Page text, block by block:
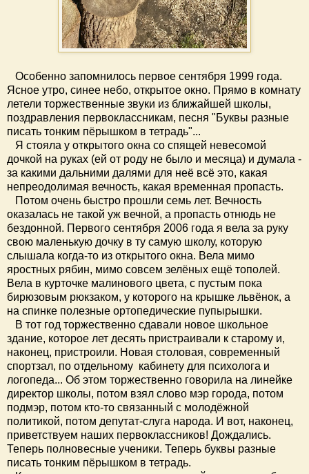
Особенно запомнилось первое сентября 1999 года.
Ясное утро, синее небо, открытое окно. Прямо в комнату
летели торжественные звуки из ближайшей школы,
поздравления первоклассникам, песня "Буквы разные
писать тонким пёрышком в тетрадь"...
Я стояла у открытого окна со спящей невесомой
дочкой на руках (ей от роду не было и месяца) и думала -
за какими дальними далями для неё всё это, какая
непреодолимая вечность, какая временная пропасть.
Потом очень быстро прошли семь лет. Вечность
оказалась не такой уж вечной, а пропасть отнюдь не
бездонной. Первого сентября 2006 года я вела за руку
свою маленькую дочку в ту самую школу, которую
слышала когда-то из открытого окна. Вела мимо
яростных рябин, мимо совсем зелёных ещё тополей.
Вела в курточке малинового цвета, с пустым пока
бирюзовым рюкзаком, у которого на крышке львёнок, а
на спинке полезные ортопедические пупырышки.
В тот год торжественно сдавали новое школьное
здание, которое лет десять пристраивали к старому и,
наконец, пристроили. Новая столовая, современный
спортзал, по отдельному кабинету для психолога и
логопеда... Об этом торжественно говорила на линейке
директор школы, потом взял слово мэр города, потом
подмэр, потом кто-то связанный с молодёжной
политикой, потом депутат-слуга народа. И вот, наконец,
приветствуем наших первоклассников! Дождались.
Теперь полновесные ученики. Теперь буквы разные
писать тонким пёрышком в тетрадь.